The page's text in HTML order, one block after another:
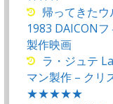
帰ってきた
1983 DAICON
製作映画
ラ・ジュテ
マン製作 – クリ
★★★★★